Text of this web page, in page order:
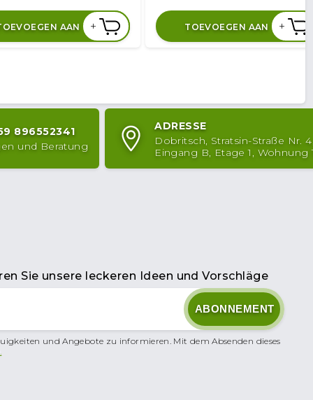
AAN + TOEVOEGEN AAN +
896552341
und Beratung
ADRESSE
Dobritsch, Stratsin-Straße Nr.
Eingang B, Etage 1, Wohnung
Sie unsere leckeren Ideen und Vorschläge
und Angebote zu informieren. Mit dem Absenden dieses